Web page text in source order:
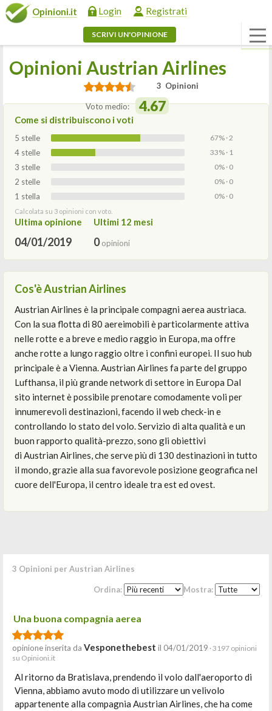
Opinioni.it Login Registrati
SCRIVI UN'OPINIONE
Opinioni Austrian Airlines
3 Opinioni
Voto medio: 4.67
Come si distribuiscono i voti
5 stelle 67% · 2
4 stelle 33% · 1
3 stelle 0% · 0
2 stelle 0% · 0
1 stella 0% · 0
Calcolata su 3 opinioni con voto.
Ultima opinione
04/01/2019
Ultimi 12 mesi
0opinioni
Cos'è Austrian Airlines
Austrian Airlines è la principale compagni aerea austriaca.
Con la sua flotta di 80 aereimobili è particolarmente attiva
nelle rotte e a breve e medio raggio in Europa, ma offre
anche rotte a lungo raggio oltre i confini europei. Il suo hub
principale è a Vienna. Austrian Airlines fa parte del gruppo
Lufthansa, il più grande network di settore in Europa Dal
sito internet è possibile prenotare comodamente voli per
innumerevoli destinazioni, facendo il web check-in e
controllando lo stato del volo. Servizio di alta qualità e un
buon rapporto qualità-prezzo, sono gli obiettivi
di Austrian Airlines, che serve più di 130 destinazioni in tutto
il mondo, grazie alla sua favorevole posizione geografica nel
cuore dell'Europa, il centro ideale tra est ed ovest.
3 Opinioni per Austrian Airlines
Ordina: Mostra:
Una buona compagnia aerea
opinione inserita da Vesponethebest il 04/01/2019 · 3197 opinioni
su Opinioni.it
Al ritorno da Bratislava, prendendo il volo dall'aeroporto di
Vienna, abbiamo avuto modo di utilizzare un velivolo
appartenente alla compagnia Austrian Airlines, che ha come